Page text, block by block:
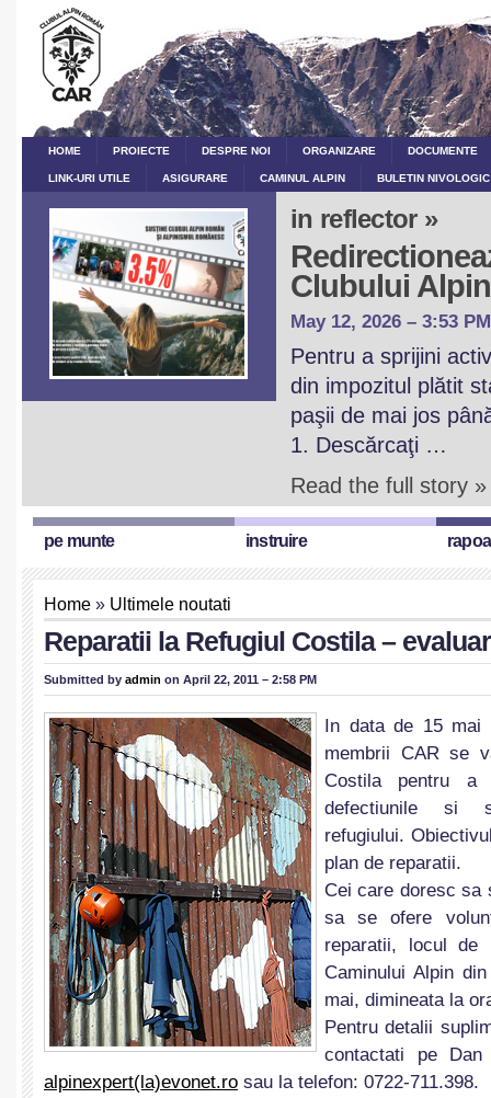
HOME PROIECTE DESPRE NOI ORGANIZARE DOCUMENTE
LINK-URI UTILE ASIGURARE CAMINUL ALPIN BULETIN
in reflector »
Clubului
May 12, 2026 – 3:53 PM
Pentru a sprijini
din impozitul plătit
paşii de mai jos
1. Descărcaţi …
Read the full story »
pe munte instruire
Home » Ultimele noutati
Reparatii la Refugiul Costila –
Submitted by admin on April 22, 2011 – 2:58 PM
In data de 15 mai
membrii CAR se
Costila pentru a
defectiunile si
refugiului.
plan de reparatii.
Cei care doresc sa
sa se ofere
reparatii, locul de
Caminului Alpin
mai, dimineata la
Pentru detalii
contactati pe
alpinexpert(la)evonet.ro sau la telefon: 0722-711.398.